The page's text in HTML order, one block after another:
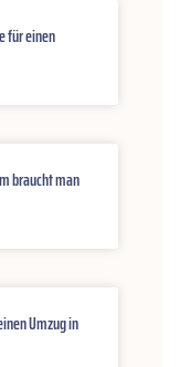
für einen
braucht man
Umzug in